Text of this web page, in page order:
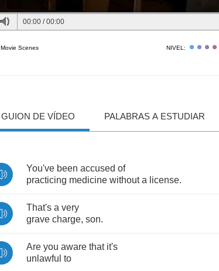
00:00 /00:00
Movie Scenes NIVEL:
GUION DE VÍDEO PALABRAS A ESTUDIAR
You've been accused of
practicing medicine without a license.
That's a very
grave charge, son.
Are you aware that it's
unlawful to